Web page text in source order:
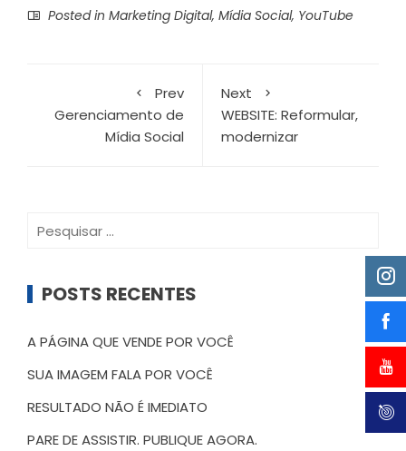
Posted in Marketing Digital, Mídia Social, YouTube
Prev
Gerenciamento de
Mídia Social
Next
WEBSITE: Reformular,
modernizar
Pesquisar
POSTS RECENTES
A PÁGINA QUE VENDE POR VOCÊ
SUA IMAGEM FALA POR VOCÊ
RESULTADO NÃO É IMEDIATO
PARE DE ASSISTIR. PUBLIQUE AGORA.